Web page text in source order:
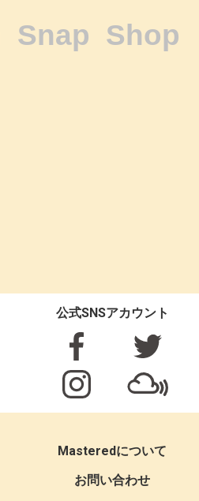
Snap Shop
公式SNSアカウント
Masteredについて
お問い合わせ